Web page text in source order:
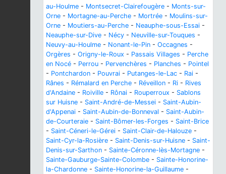
au-Houlme - Montsecret-Clairefougère - Monts-sur-
Orne - Mortagne-au-Perche - Mortrée - Moulins-sur-
Orne - Moutiers-au-Perche - Neauphe-sous-Essai -
Neauphe-sur-Dive - Nécy - Neuville-sur-Touques -
Neuvy-au-Houlme - Nonant-le-Pin - Occagnes -
Orgères - Origny-le-Roux - Passais Villages - Perche
en Nocé - Perrou - Pervenchères - Planches - Pointel
- Pontchardon - Pouvrai - Putanges-le-Lac - Rai -
Rânes - Rémalard en Perche - Réveillon - Ri - Rives
d'Andaine - Roiville - Rônai - Rouperroux - Sablons
sur Huisne - Saint-André-de-Messei - Saint-Aubin-
d'Appenai - Saint-Aubin-de-Bonneval - Saint-Aubin-
de-Courteraie - Saint-Bômer-les-Forges - Saint-Brice
- Saint-Céneri-le-Gérei - Saint-Clair-de-Halouze -
Saint-Cyr-la-Rosière - Saint-Denis-sur-Huisne - Saint-
Denis-sur-Sarthon - Sainte-Céronne-lès-Mortagne -
Sainte-Gauburge-Sainte-Colombe - Sainte-Honorine-
la-Chardonne - Sainte-Honorine-la-Guillaume -